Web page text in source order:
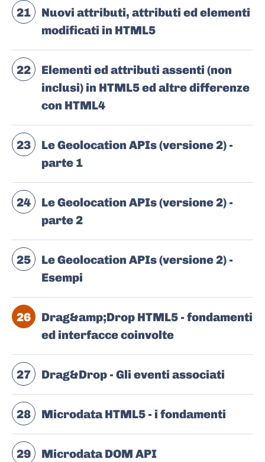
21
Nuovi attributi, attributi ed elementi
modificati in HTML5
22
Elementi ed attributi assenti (non
inclusi) in HTML5 ed altre differenze
con HTML4
23
Le Geolocation APIs (versione 2) -
parte 1
24
Le Geolocation APIs (versione 2) -
parte 2
25
Le Geolocation APIs (versione 2) -
Esempi
26
Drag&amp;Drop HTML5 - fondamenti
ed interfacce coinvolte
27 Drag&Drop - Gli eventi associati
28 Microdata HTML5 - i fondamenti
29 Microdata DOM API